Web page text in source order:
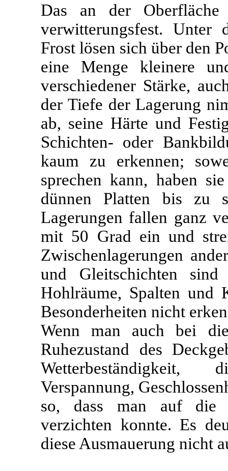
Das an der
verwitterungsfest.
Frost lösen sich über den
eine Menge kleinere
verschiedener Stärke,
der Tiefe der Lagerung
ab, seine Härte und
Schichten- oder
kaum zu erkennen;
sprechen kann, haben
dünnen Platten bis zu
Lagerungen fallen ganz
mit 50 Grad ein und
Zwischenlagerungen
und Gleitschichten
Hohlräume, Spalten und
Besonderheiten nicht
Wenn man auch bei
Ruhezustand des
Wetterbeständigkeit,
Verspannung,
so, dass man auf die
verzichten konnte. Es
diese Ausmauerung nicht